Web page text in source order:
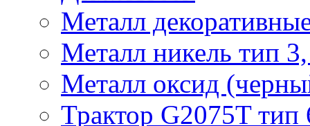
Металл
Металл никель тип
Металл оксид
Трактор G2075T тип